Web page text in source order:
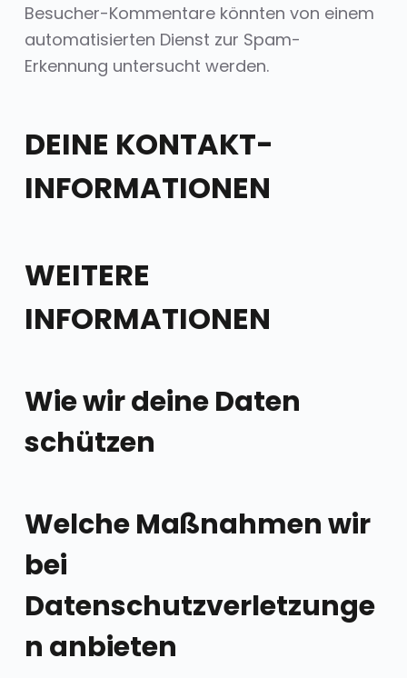
Besucher-Kommentare könnten von einem
automatisierten Dienst zur Spam-
Erkennung untersucht werden.
DEINE KONTAKT-
INFORMATIONEN
WEITERE
INFORMATIONEN
Wie wir deine Daten
schützen
Welche Maßnahmen wir
bei
Datenschutzverletzunge
n anbieten